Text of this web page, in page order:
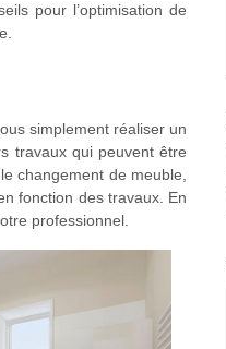
pour l’optimisation de
simplement réaliser un
travaux qui peuvent être
changement de meuble,
fonction des travaux. En
professionnel.